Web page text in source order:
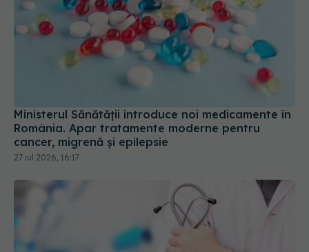
Ministerul Sănătății introduce noi medicamente în
România. Apar tratamente moderne pentru
cancer, migrenă și epilepsie
27 iul 2026, 16:17